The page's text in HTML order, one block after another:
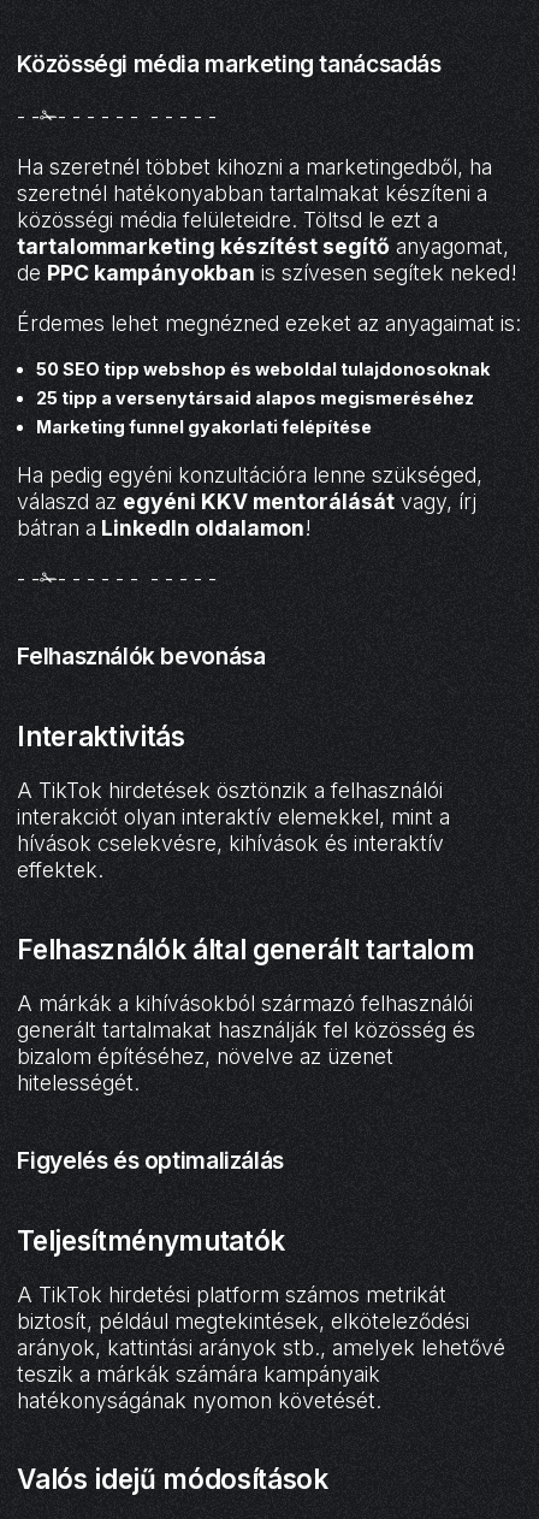
Közösségi média marketing tanácsadás
- -✁- - - - - - - - - - -
Ha szeretnél többet kihozni a marketingedből, ha
szeretnél hatékonyabban tartalmakat készíteni a
közösségi média felületeidre. Töltsd le ezt a
tartalommarketing készítést segítő anyagomat,
de PPC kampányokban is szívesen segítek neked!
Érdemes lehet megnézned ezeket az anyagaimat is:
50 SEO tipp webshop és weboldal tulajdonosoknak
25 tipp a versenytársaid alapos megismeréséhez
Marketing funnel gyakorlati felépítése
Ha pedig egyéni konzultációra lenne szükséged,
válaszd az egyéni KKV mentorálását vagy, írj
bátran a LinkedIn oldalamon!
- -✁- - - - - - - - - - -
Felhasználók bevonása
Interaktivitás
A TikTok hirdetések ösztönzik a felhasználói
interakciót olyan interaktív elemekkel, mint a
hívások cselekvésre, kihívások és interaktív
effektek.
Felhasználók által generált tartalom
A márkák a kihívásokból származó felhasználói
generált tartalmakat használják fel közösség és
bizalom építéséhez, növelve az üzenet
hitelességét.
Figyelés és optimalizálás
Teljesítménymutatók
A TikTok hirdetési platform számos metrikát
biztosít, például megtekintések, elköteleződési
arányok, kattintási arányok stb., amelyek lehetővé
teszik a márkák számára kampányaik
hatékonyságának nyomon követését.
Valós idejű módosítások